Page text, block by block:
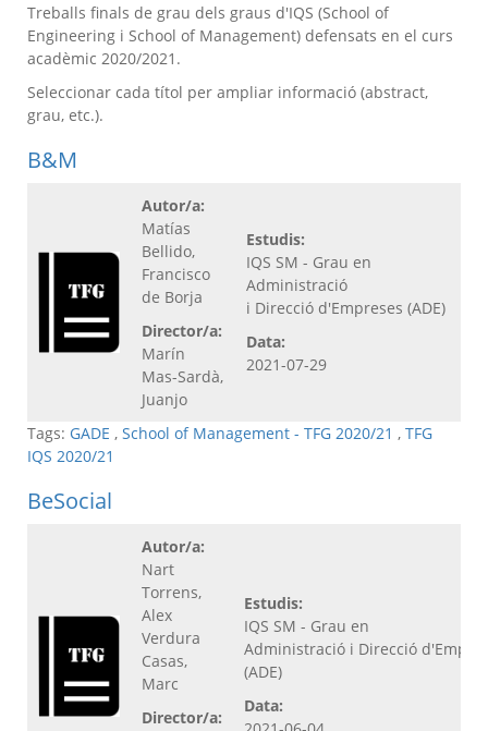
Treballs finals de grau dels graus d'IQS (School of
Engineering i School of Management) defensats en el curs
acadèmic 2020/2021.
Seleccionar cada títol per ampliar informació (abstract,
grau, etc.).
B&M
Autor/a:
Matías
Bellido,
Francisco
de Borja
Director/a:
Marín
Mas-Sardà,
Juanjo
Estudis:
IQS SM - Grau en
Administració
i Direcció d'Empreses (ADE)
Data:
2021-07-29
Tags: GADE , School of Management - TFG 2020/21 , TFG
IQS 2020/21
BeSocial
Autor/a:
Nart
Torrens,
Alex
Verdura
Casas,
Marc
Director/a:
Estudis:
IQS SM - Grau en
Administració i Direcció
(ADE)
Data: